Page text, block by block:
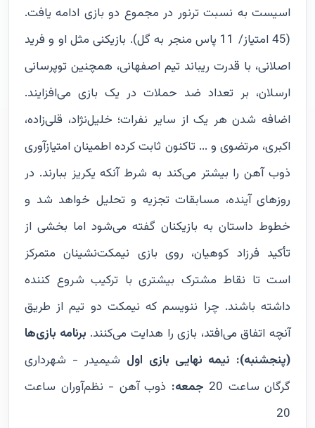
اسیست‌ به نسبت ترنور در مجموع دو بازی ادامه یافت.
(45 امتیاز/ 11 پاس منجر به گل). بازیکنی مثل او و فرید
اصلانی، با قدرت ریباند تیم اصفهانی، همچنین توپرسانی
ارسلان، بر تعداد ضد حملات در یک بازی می‌افزایند.
اضافه شدن هر یک از سایر نفرات؛ خلیل‌نژاد، قلی‌زاده،
اکبری، مرتضوی و ... تاکنون ثابت کرده اطمینان امتیازآوری
ذوب آهن را بیشتر می‌کند به شرط آنکه یکریز ببارند. در
روزهای آینده، مسابقات تجزیه و تحلیل خواهد شد و
خطوط داستان به بازیکنان گفته می‌شود اما بخشی از
تأکید فرزاد کوهیان، روی بازی نیمکت‌نشینان متمرکز
است تا نقاط مشترک بیشتری با ترکیب شروع کننده
داشته باشند. چرا ننویسم که نیمکت دو تیم از طریق
آنچه اتفاق می‌افتد، بازی را هدایت می‌کنند. برنامه بازی‌ها
(پنجشنبه): نیمه نهایی بازی اول شیمیدر - شهرداری
گرگان ساعت 20
جمعه: ذوب آهن - نظم‌آوران ساعت
20